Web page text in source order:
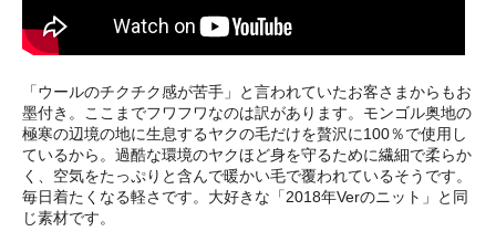
「ウールのチクチク感が苦手」と言われていたお客さまからもお
墨付き。ここまでフワフワなのは訳があります。モンゴル奥地の
極寒の辺境の地に生息するヤクの毛だけを贅沢に100％で使用し
ているから。過酷な環境のヤクほど身を守るために繊細で柔らか
く、空気をたっぷりと含んで暖かい毛で覆われているそうです。
毎日着たくなる軽さです。大好きな「2018年Verのニット」と同
じ素材です。